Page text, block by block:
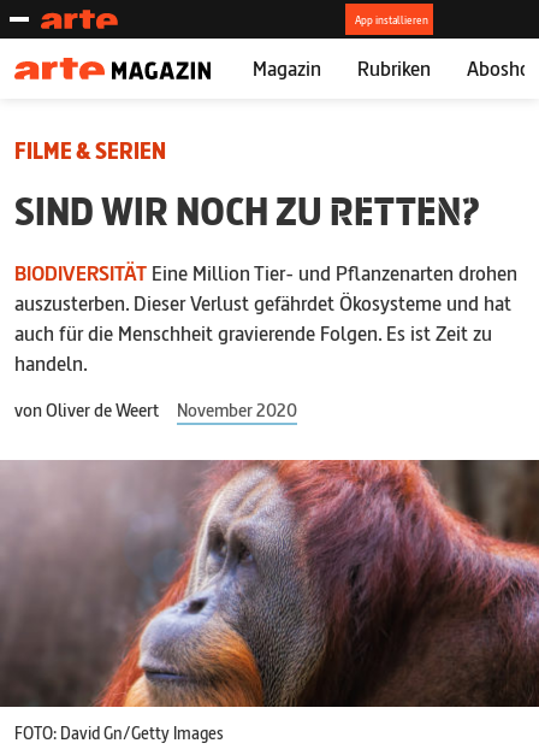
Magazin Rubriken
FILME & SERIEN
SIND WIR NOCH ZU RETTEN?
BIODIVERSITÄT Eine Million Tier- und Pflanzenarten drohen
auszusterben. Dieser Verlust gefährdet Ökosysteme und hat
auch für die Menschheit gravierende Folgen. Es ist Zeit zu
handeln.
vonOliver de Weert November 2020
FOTO: David Gn/Getty Images